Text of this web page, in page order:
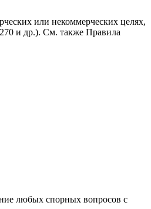
или некоммерческих целях,
и др.). См. также Правила
любых спорных вопросов с